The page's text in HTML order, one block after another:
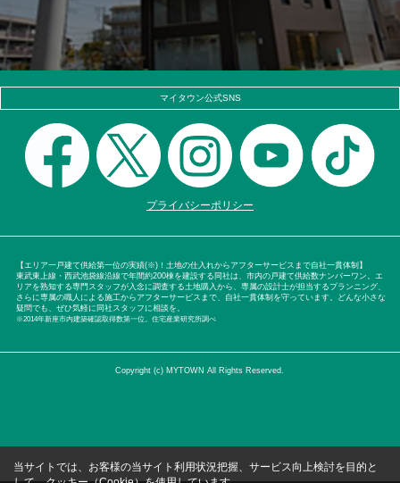
マイタウン公式SNS
プライバシーポリシー
【エリア一戸建て供給第一位の実績(※)！土地の仕入れからアフターサービスまで自社一貫体制】
東武東上線・西武池袋線沿線で年間約200棟を建設する同社は、市内の戸建て供給数ナンバーワン。エ
リアを熟知する専門スタッフが入念に調査する土地購入から、専属の設計士が担当するプランニング、
さらに専属の職人による施工からアフターサービスまで、自社一貫体制を守っています。どんな小さな
疑問でも、ぜひ気軽に同社スタッフに相談を。
※2014年新座市内建築確認取得数第一位。住宅産業研究所調べ
Copyright (c) MYTOWN All Rights Reserved.
当サイトでは、お客様の当サイト利用状況把握、サービス向上検討を目的と